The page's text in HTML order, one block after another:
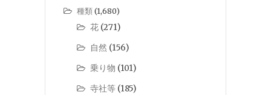
種類(1,680)
花 (271)
自然 (156)
乗り物 (101)
寺社等 (185)